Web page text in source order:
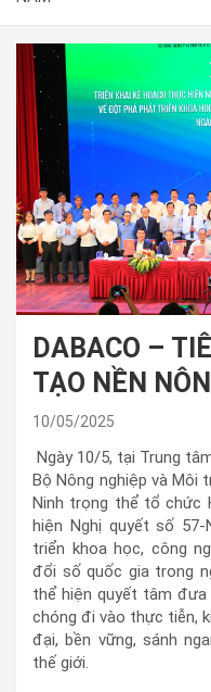
DABACO –
TẠO NỀN
NAM
10/05/2025
Ngày 10/5, tại Trung
Bộ Nông nghiệp và Môi
Ninh trọng thể tổ chức
hiện Nghị quyết số
triển khoa học, công
đổi số quốc gia trong
thể hiện quyết tâm
chóng đi vào thực tiễn,
đại, bền vững, sánh
thế giới.